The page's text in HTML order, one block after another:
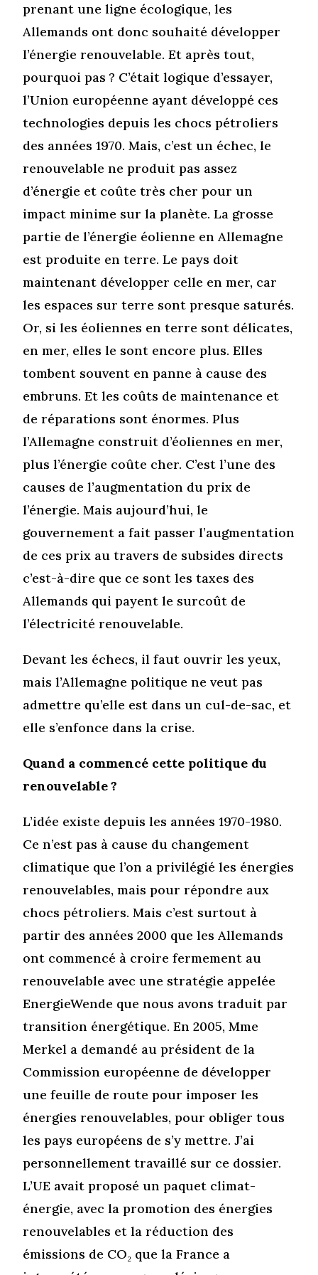
prenant une ligne écologique, les
Allemands ont donc souhaité développer
l’énergie renouvelable. Et après tout,
pourquoi pas ? C’était logique d’essayer,
l’Union européenne ayant développé ces
technologies depuis les chocs pétroliers
des années 1970. Mais, c’est un échec, le
renouvelable ne produit pas assez
d’énergie et coûte très cher pour un
impact minime sur la planète. La grosse
partie de l’énergie éolienne en Allemagne
est produite en terre. Le pays doit
maintenant développer celle en mer, car
les espaces sur terre sont presque saturés.
Or, si les éoliennes en terre sont délicates,
en mer, elles le sont encore plus. Elles
tombent souvent en panne à cause des
embruns. Et les coûts de maintenance et
de réparations sont énormes. Plus
l’Allemagne construit d’éoliennes en mer,
plus l’énergie coûte cher. C’est l’une des
causes de l’augmentation du prix de
l’énergie. Mais aujourd’hui, le
gouvernement a fait passer l’augmentation
de ces prix au travers de subsides directs
c’est-à-dire que ce sont les taxes des
Allemands qui payent le surcoût de
l’électricité renouvelable.
Devant les échecs, il faut ouvrir les yeux,
mais l’Allemagne politique ne veut pas
admettre qu’elle est dans un cul-de-sac, et
elle s’enfonce dans la crise.
Quand a commencé cette politique du
renouvelable ?
L’idée existe depuis les années 1970-1980.
Ce n’est pas à cause du changement
climatique que l’on a privilégié les énergies
renouvelables, mais pour répondre aux
chocs pétroliers. Mais c’est surtout à
partir des années 2000 que les Allemands
ont commencé à croire fermement au
renouvelable avec une stratégie appelée
EnergieWende que nous avons traduit par
transition énergétique. En 2005, Mme
Merkel a demandé au président de la
Commission européenne de développer
une feuille de route pour imposer les
énergies renouvelables, pour obliger tous
les pays européens de s’y mettre. J’ai
personnellement travaillé sur ce dossier.
L’UE avait proposé un paquet climat-
énergie, avec la promotion des énergies
renouvelables et la réduction des
émissions de CO₂ que la France a